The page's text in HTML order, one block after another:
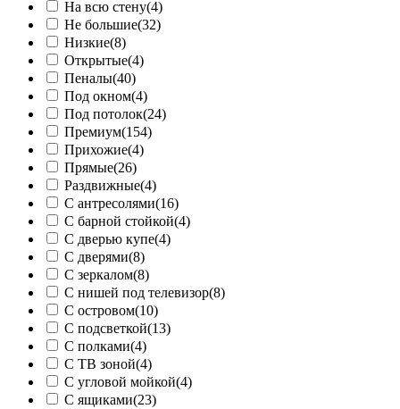
На всю стену(4)
Не большие(32)
Низкие(8)
Открытые(4)
Пеналы(40)
Под окном(4)
Под потолок(24)
Премиум(154)
Прихожие(4)
Прямые(26)
Раздвижные(4)
С антресолями(16)
С барной стойкой(4)
С дверью купе(4)
С дверями(8)
С зеркалом(8)
С нишей под телевизор(8)
С островом(10)
С подсветкой(13)
С полками(4)
С ТВ зоной(4)
С угловой мойкой(4)
С ящиками(23)